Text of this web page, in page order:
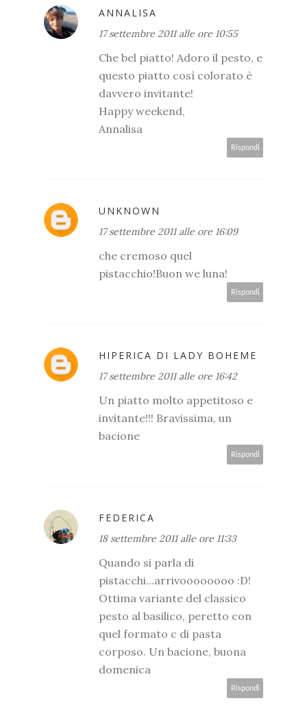
ANNALISA
17 settembre 2011 alle ore 10:55
Che bel piatto! Adoro il pesto, e
questo piatto così colorato è
davvero invitante!
Happy weekend,
Annalisa
Rispondi
UNKNOWN
17 settembre 2011 alle ore 16:09
che cremoso quel
pistacchio!Buon we luna!
Rispondi
HIPERICA DI LADY BOHEME
17 settembre 2011 alle ore 16:42
Un piatto molto appetitoso e
invitante!!! Bravissima, un
bacione
Rispondi
FEDERICA
18 settembre 2011 alle ore 11:33
Quando si parla di
pistacchi...arrivoooooooo :D!
Ottima variante del classico
pesto al basilico, peretto con
quel formato c di pasta
corposo. Un bacione, buona
domenica
Rispondi